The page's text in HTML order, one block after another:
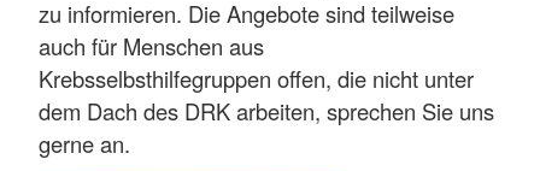
zu informieren. Die Angebote sind teilweise
auch für Menschen aus
Krebsselbsthilfegruppen offen, die nicht unter
dem Dach des DRK arbeiten, sprechen Sie uns
gerne an.